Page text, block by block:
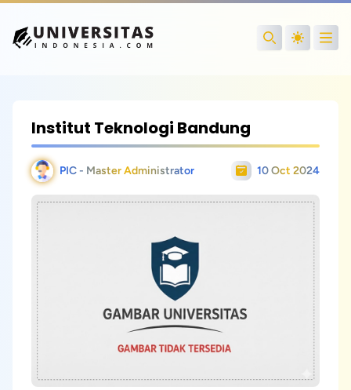
Search
Institut Teknologi Bandung
PIC - Master Administrator 10 Oct 2024